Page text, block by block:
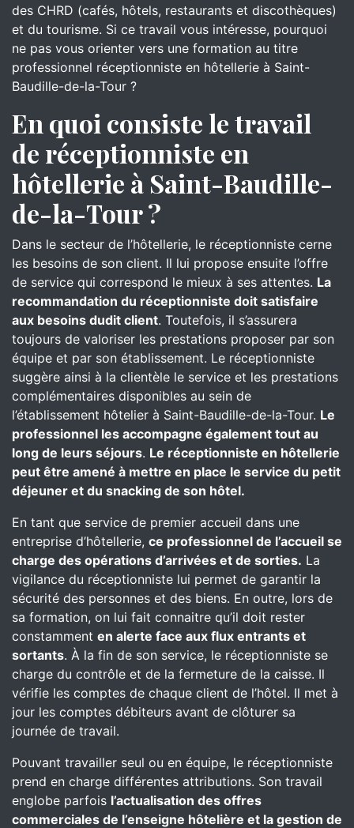
des CHRD (cafés, hôtels, restaurants et discothèques)
et du tourisme. Si ce travail vous intéresse, pourquoi
ne pas vous orienter vers une formation au titre
professionnel réceptionniste en hôtellerie à Saint-
Baudille-de-la-Tour ?
En quoi consiste le travail
de réceptionniste en
hôtellerie à Saint-Baudille-
de-la-Tour ?
Dans le secteur de l’hôtellerie, le réceptionniste cerne
les besoins de son client. Il lui propose ensuite l’offre
de service qui correspond le mieux à ses attentes. La
recommandation du réceptionniste doit satisfaire
aux besoins dudit client. Toutefois, il s’assurera
toujours de valoriser les prestations proposer par son
équipe et par son établissement. Le réceptionniste
suggère ainsi à la clientèle le service et les prestations
complémentaires disponibles au sein de
l’établissement hôtelier à Saint-Baudille-de-la-Tour. Le
professionnel les accompagne également tout au
long de leurs séjours. Le réceptionniste en hôtellerie
peut être amené à mettre en place le service du petit
déjeuner et du snacking de son hôtel.
En tant que service de premier accueil dans une
entreprise d’hôtellerie, ce professionnel de l’accueil se
charge des opérations d’arrivées et de sorties. La
vigilance du réceptionniste lui permet de garantir la
sécurité des personnes et des biens. En outre, lors de
sa formation, on lui fait connaitre qu’il doit rester
constamment en alerte face aux flux entrants et
sortants. À la fin de son service, le réceptionniste se
charge du contrôle et de la fermeture de la caisse. Il
vérifie les comptes de chaque client de l’hôtel. Il met à
jour les comptes débiteurs avant de clôturer sa
journée de travail.
Pouvant travailler seul ou en équipe, le réceptionniste
prend en charge différentes attributions. Son travail
englobe parfois l’actualisation des offres
commerciales de l’enseigne hôtelière et la gestion de